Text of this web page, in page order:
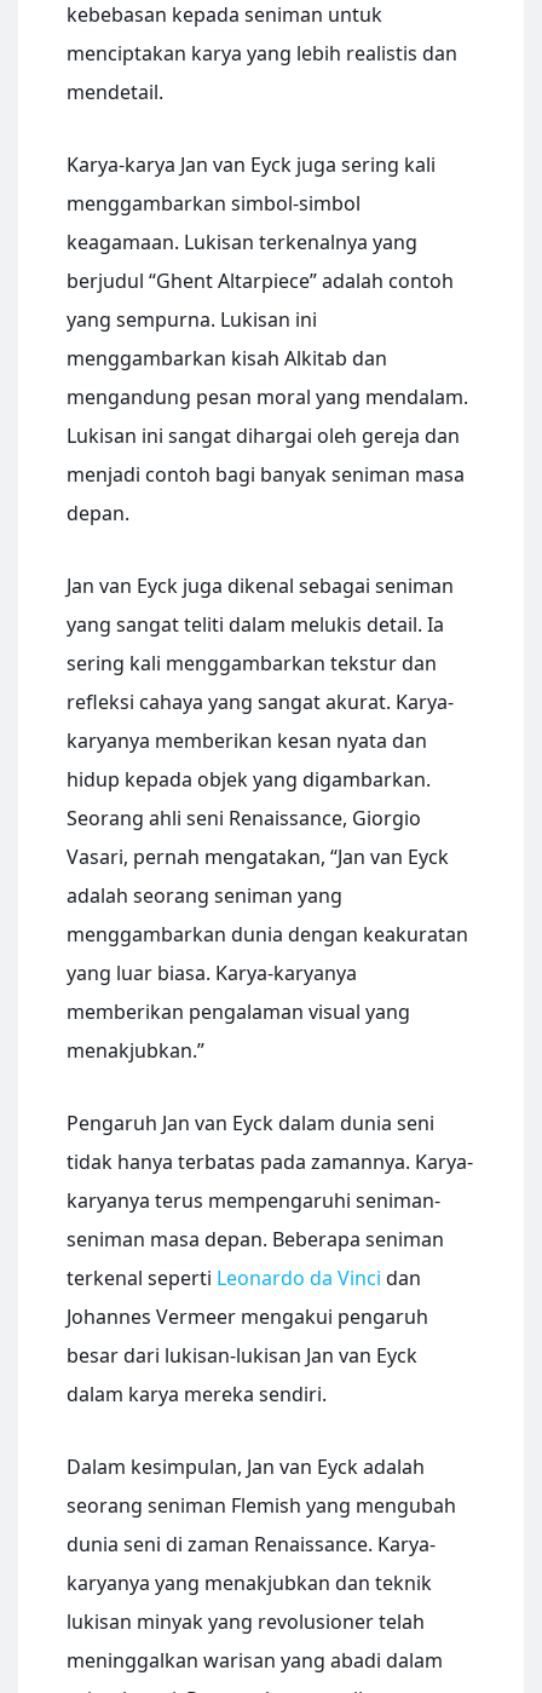
kebebasan kepada seniman untuk
menciptakan karya yang lebih realistis dan
mendetail.
Karya-karya Jan van Eyck juga sering kali
menggambarkan simbol-simbol
keagamaan. Lukisan terkenalnya yang
berjudul “Ghent Altarpiece” adalah contoh
yang sempurna. Lukisan ini
menggambarkan kisah Alkitab dan
mengandung pesan moral yang mendalam.
Lukisan ini sangat dihargai oleh gereja dan
menjadi contoh bagi banyak seniman masa
depan.
Jan van Eyck juga dikenal sebagai seniman
yang sangat teliti dalam melukis detail. Ia
sering kali menggambarkan tekstur dan
refleksi cahaya yang sangat akurat. Karya-
karyanya memberikan kesan nyata dan
hidup kepada objek yang digambarkan.
Seorang ahli seni Renaissance, Giorgio
Vasari, pernah mengatakan, “Jan van Eyck
adalah seorang seniman yang
menggambarkan dunia dengan keakuratan
yang luar biasa. Karya-karyanya
memberikan pengalaman visual yang
menakjubkan.”
Pengaruh Jan van Eyck dalam dunia seni
tidak hanya terbatas pada zamannya. Karya-
karyanya terus mempengaruhi seniman-
seniman masa depan. Beberapa seniman
terkenal seperti Leonardo da Vinci dan
Johannes Vermeer mengakui pengaruh
besar dari lukisan-lukisan Jan van Eyck
dalam karya mereka sendiri.
Dalam kesimpulan, Jan van Eyck adalah
seorang seniman Flemish yang mengubah
dunia seni di zaman Renaissance. Karya-
karyanya yang menakjubkan dan teknik
lukisan minyak yang revolusioner telah
meninggalkan warisan yang abadi dalam